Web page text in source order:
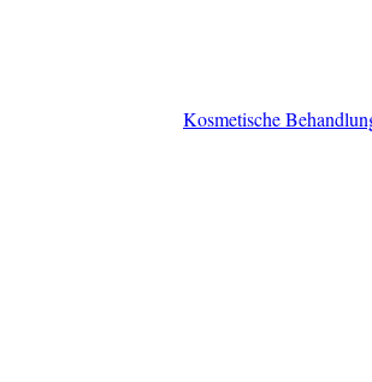
Kosmetische